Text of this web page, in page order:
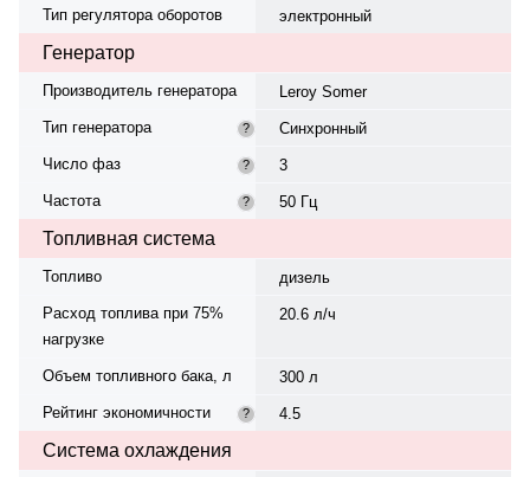
Тип регулятора оборотов электронный
Генератор
Производитель генератора
Leroy Somer
Тип генератора
?
Синхронный
Число фаз
?
3
Частота
? 50 Гц
Топливная система
Топливо
дизель
Расход топлива при 75%
нагрузке
20.6 л/ч
Объем топливного бака, л
300 л
Рейтинг экономичности
? 4.5
Система охлаждения